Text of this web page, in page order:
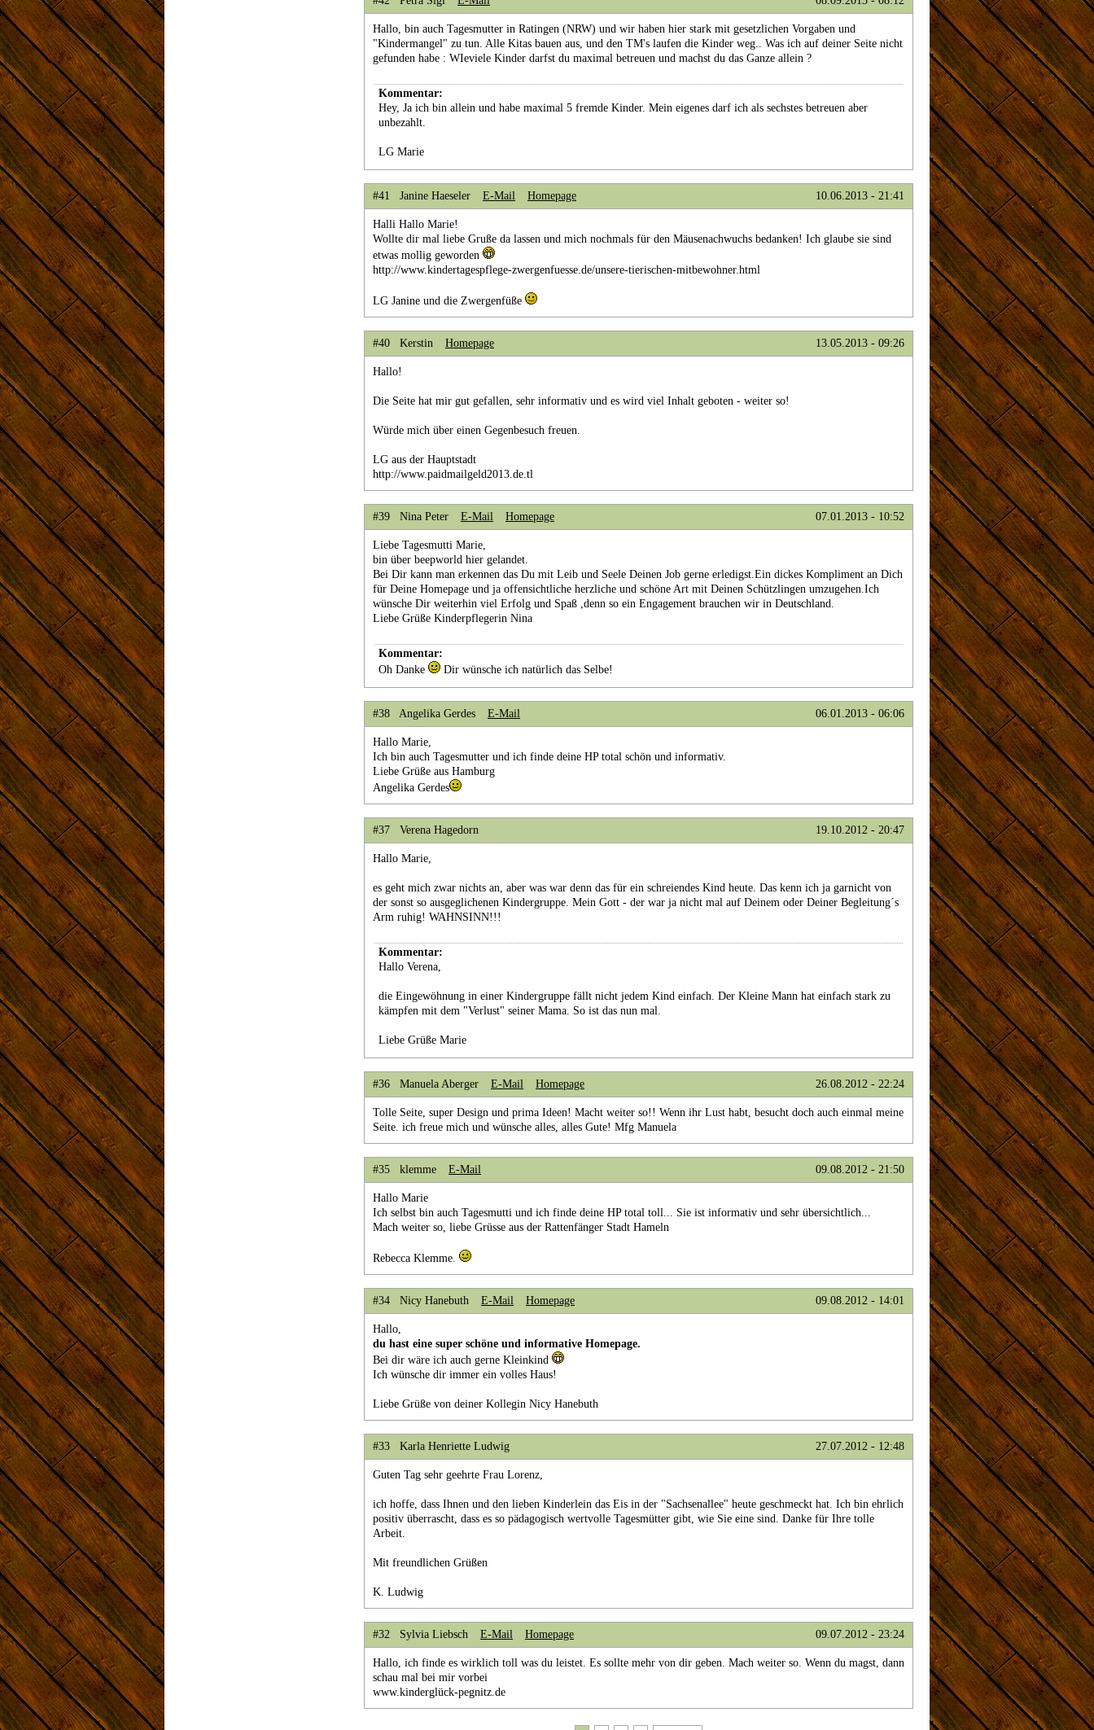
Hallo, bin auch Tagesmutter in Ratingen (NRW) und wir haben hier stark mit gesetzlichen Vorgaben und
"Kindermangel" zu tun. Alle Kitas bauen aus, und den TM's laufen die Kinder weg.. Was ich auf deiner Seite nicht
gefunden habe : WIeviele Kinder darfst du maximal betreuen und machst du das Ganze allein ?
Kommentar:
Hey, Ja ich bin allein und habe maximal 5 fremde Kinder. Mein eigenes darf ich als sechstes betreuen aber
unbezahlt.
LG Marie
#41 Janine Haeseler E-Mail Homepage 10.06.2013 - 21:41
Halli Hallo Marie!
Wollte dir mal liebe Gruße da lassen und mich nochmals für den Mäusenachwuchs bedanken! Ich glaube sie sind
etwas mollig geworden
http://www.kindertagespflege-zwergenfuesse.de/unsere-tierischen-mitbewohner.html
LG Janine und die Zwergenfüße
#40 Kerstin Homepage 13.05.2013 - 09:26
Hallo!
Die Seite hat mir gut gefallen, sehr informativ und es wird viel Inhalt geboten - weiter so!
Würde mich über einen Gegenbesuch freuen.
LG aus der Hauptstadt
http://www.paidmailgeld2013.de.tl
#39 Nina Peter E-Mail Homepage 07.01.2013 - 10:52
Liebe Tagesmutti Marie,
bin über beepworld hier gelandet.
Bei Dir kann man erkennen das Du mit Leib und Seele Deinen Job gerne erledigst.Ein dickes Kompliment an Dich
für Deine Homepage und ja offensichtliche herzliche und schöne Art mit Deinen Schützlingen umzugehen.Ich
wünsche Dir weiterhin viel Erfolg und Spaß ,denn so ein Engagement brauchen wir in Deutschland.
Liebe Grüße Kinderpflegerin Nina
Kommentar:
Oh Danke
Dir wünsche ich natürlich das Selbe!
#38 Angelika Gerdes E-Mail 06.01.2013 - 06:06
Hallo Marie,
Ich bin auch Tagesmutter und ich finde deine HP total schön und informativ.
Liebe Grüße aus Hamburg
Angelika Gerdes
#37 Verena Hagedorn 19.10.2012 - 20:47
Hallo Marie,
es geht mich zwar nichts an, aber was war denn das für ein schreiendes Kind heute. Das kenn ich ja garnicht von
der sonst so ausgeglichenen Kindergruppe. Mein Gott - der war ja nicht mal auf Deinem oder Deiner Begleitung´s
Arm ruhig! WAHNSINN!!!
Kommentar:
Hallo Verena,
die Eingewöhnung in einer Kindergruppe fällt nicht jedem Kind einfach. Der Kleine Mann hat einfach stark zu
kämpfen mit dem "Verlust" seiner Mama. So ist das nun mal.
Liebe Grüße Marie
#36 Manuela Aberger E-Mail Homepage 26.08.2012 - 22:24
Tolle Seite, super Design und prima Ideen! Macht weiter so!! Wenn ihr Lust habt, besucht doch auch einmal meine
Seite. ich freue mich und wünsche alles, alles Gute! Mfg Manuela
#35 klemme E-Mail 09.08.2012 - 21:50
Hallo Marie
Ich selbst bin auch Tagesmutti und ich finde deine HP total toll... Sie ist informativ und sehr übersichtlich...
Mach weiter so, liebe Grüsse aus der Rattenfänger Stadt Hameln
Rebecca Klemme.
#34 Nicy Hanebuth E-Mail Homepage 09.08.2012 - 14:01
Hallo,
du hast eine super schöne und informative Homepage.
Bei dir wäre ich auch gerne Kleinkind
Ich wünsche dir immer ein volles Haus!
Liebe Grüße von deiner Kollegin Nicy Hanebuth
#33 Karla Henriette Ludwig 27.07.2012 - 12:48
Guten Tag sehr geehrte Frau Lorenz,
ich hoffe, dass Ihnen und den lieben Kinderlein das Eis in der "Sachsenallee" heute geschmeckt hat. Ich bin ehrlich
positiv überrascht, dass es so pädagogisch wertvolle Tagesmütter gibt, wie Sie eine sind. Danke für Ihre tolle
Arbeit.
Mit freundlichen Grüßen
K. Ludwig
#32 Sylvia Liebsch E-Mail Homepage 09.07.2012 - 23:24
Hallo, ich finde es wirklich toll was du leistet. Es sollte mehr von dir geben. Mach weiter so. Wenn du magst, dann
schau mal bei mir vorbei
www.kinderglück-pegnitz.de